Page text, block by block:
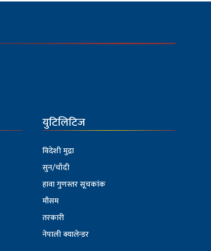
युटिलिटिज
विदेशी मुद्रा
सुन/चाँदी
हावा गुणस्तर सूचकांक
मौसम
तरकारी
नेपाली क्यालेन्डर